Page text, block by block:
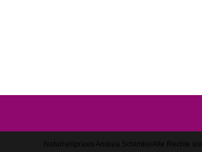
Naturheilpraxis Andrea Schimke/Alle Rechte